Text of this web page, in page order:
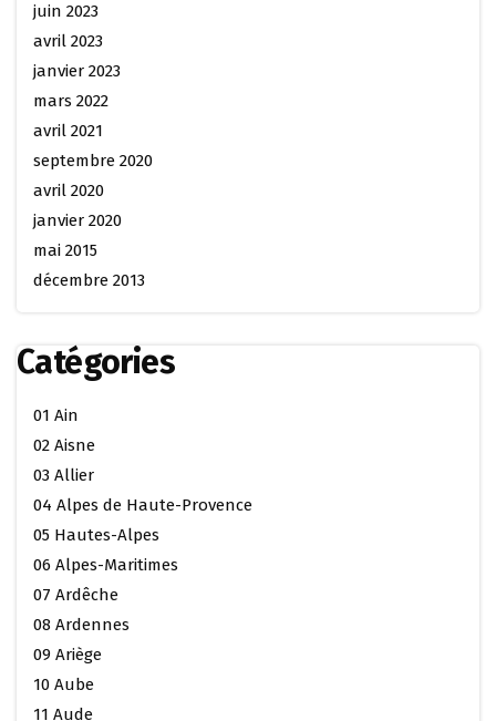
juin 2023
avril 2023
janvier 2023
mars 2022
avril 2021
septembre 2020
avril 2020
janvier 2020
mai 2015
décembre 2013
Catégories
01 Ain
02 Aisne
03 Allier
04 Alpes de Haute-Provence
05 Hautes-Alpes
06 Alpes-Maritimes
07 Ardêche
08 Ardennes
09 Ariège
10 Aube
11 Aude